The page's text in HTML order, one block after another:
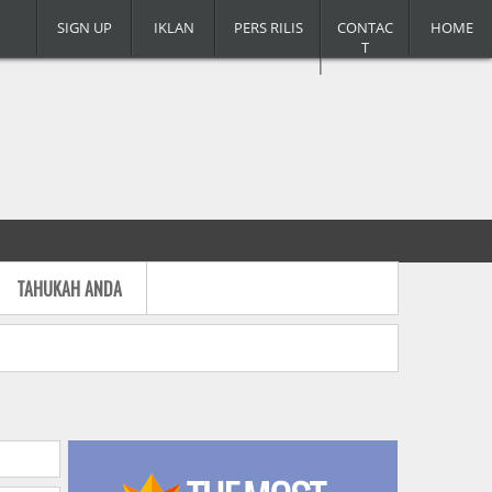
HOME
CONTAC
T
PERS RILIS
IKLAN
SIGN UP
TAHUKAH ANDA